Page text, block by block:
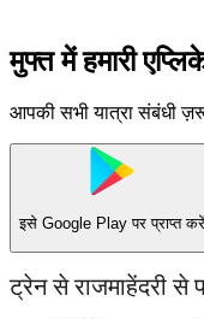
मुफ्त में हमारी
आपकी सभी यात्रा संबंधी
इसे Google Play पर प्राप्त करें
ट्रेन से राजमाहेंदरी से